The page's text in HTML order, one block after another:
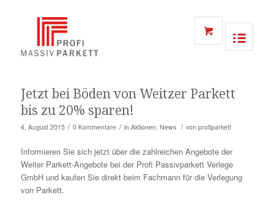
Jetzt bei Böden von Weitzer Parkett
bis zu 20% sparen!
4. August 2015 / 0 Kommentare / in Aktionen, News / von profiparkett
Informieren Sie sich jetzt über die zahlreichen Angebote der
Weiter Parkett-Angebote bei der Profi Passivparkett Verlege
GmbH und kaufen Sie direkt beim Fachmann für die Verlegung
von Parkett.